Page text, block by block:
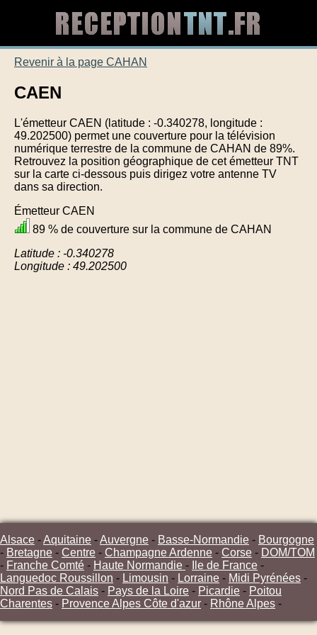
Revenir à la page CAHAN
CAEN
L'émetteur CAEN (latitude : -0.340278, longitude :
49.202500) permet une couverture pour la télévision
numérique terrestre de la commune de CAHAN de 89%.
Retrouvez la position géographique de cet émetteur TNT
sur la carte ci-dessous puis dirigez votre antenne TV
dans sa direction.
Émetteur CAEN
89 % de couverture sur la commune de CAHAN
Latitude : -0.340278
Longitude : 49.202500
Alsace -Aquitaine -Auvergne - Basse-Normandie - Bourgogne
- Bretagne - Centre - Champagne Ardenne - Corse - DOM/TOM
- Franche Comté - Haute Normandie - Ile de France -
Languedoc Roussillon - Limousin - Lorraine - Midi Pyrénées -
Nord Pas de Calais - Pays de la Loire - Picardie - Poitou
Charentes - Provence Alpes Côte d'azur - Rhône Alpes -